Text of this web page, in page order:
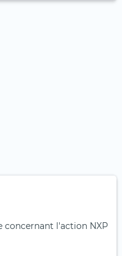
concernant l'action NXP